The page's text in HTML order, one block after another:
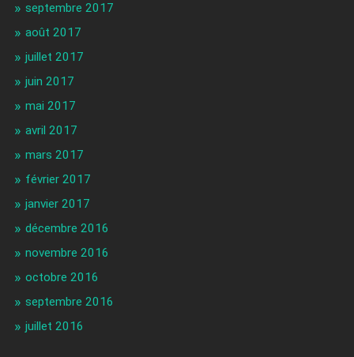
septembre 2017
août 2017
juillet 2017
juin 2017
mai 2017
avril 2017
mars 2017
février 2017
janvier 2017
décembre 2016
novembre 2016
octobre 2016
septembre 2016
juillet 2016